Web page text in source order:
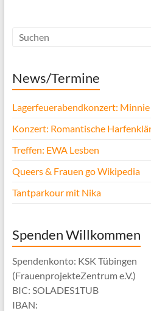
News/Termine
Lagerfeuerabendkonzert:
Konzert: Romantische
Treffen: EWA Lesben
Queers & Frauen go Wikipedia
Tantparkour mit Nika
Spenden Willkommen
Spendenkonto: KSK Tübingen
(FrauenprojekteZentrum e.V.)
BIC: SOLADES1TUB
IBAN: